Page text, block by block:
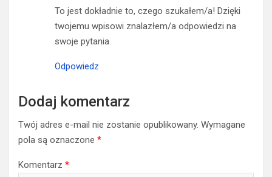
To jest dokładnie to, czego szukałem/a! Dzięki
twojemu wpisowi znalazłem/a odpowiedzi na
swoje pytania.
Odpowiedz
Dodaj komentarz
Twój adres e-mail nie zostanie opublikowany. Wymagane
pola są oznaczone *
Komentarz *